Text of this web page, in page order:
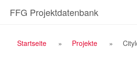
InhaltFFG Projektdatenbank
Breadcrumb
Startseite Projekte